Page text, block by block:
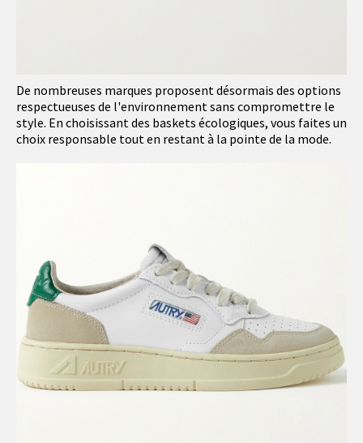
De nombreuses marques proposent désormais des options
respectueuses de l'environnement sans compromettre le
style. En choisissant des baskets écologiques, vous faites un
choix responsable tout en restant à la pointe de la mode.